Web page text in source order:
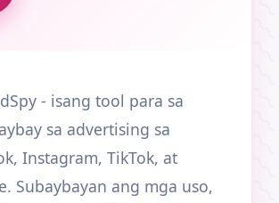
- isang tool para sa
sa advertising sa
Instagram, TikTok, at
Subaybayan ang mga uso,